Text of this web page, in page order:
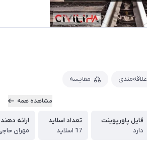
علاقه‌مندی مقایسه
مشاهده همه
فایل پاورپوینت
دارد
تعداد اسلاید
17 اسلاید
ارائه
مهران